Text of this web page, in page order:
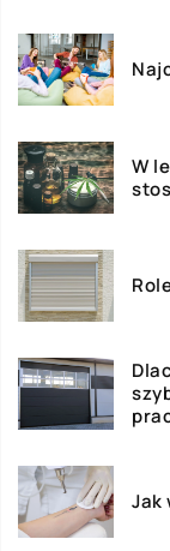
W
Jak